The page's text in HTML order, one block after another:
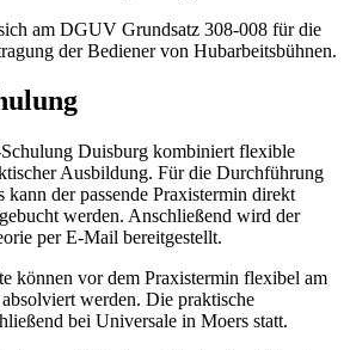
am DGUV Grundsatz 308-008 für die
der Bediener von Hubarbeitsbühnen.
Duisburg kombiniert flexible
Ausbildung. Für die Durchführung
der passende Praxistermin direkt
werden. Anschließend wird der
per E-Mail bereitgestellt.
können vor dem Praxistermin flexibel am
werden. Die praktische
bei Universale in Moers statt.